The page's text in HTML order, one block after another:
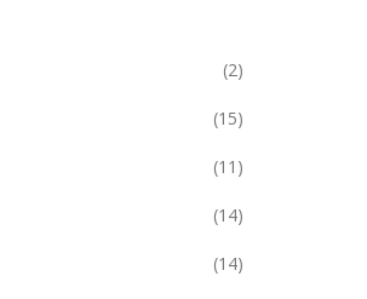
(2)
(15)
(11)
(14)
(14)